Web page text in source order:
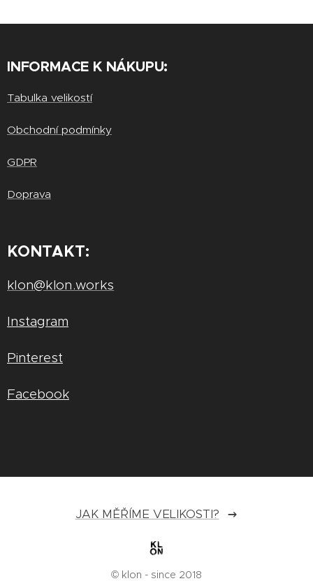
INFORMACE K NÁKUPU:
Tabulka velikostí
Obchodní podmínky
GDPR
Doprava
KONTAKT:
klon@klon.works
Instagram
Pinterest
Facebook
JAK MĚŘÍME VELIKOSTI?
© klon - since 2018